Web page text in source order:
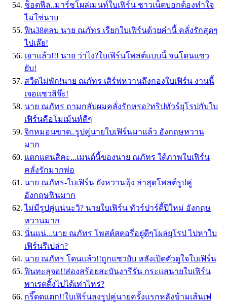
ช็อตฟีล..มาร์ชโผล่เมนท์ใบเฟิร์น ชาวเน็ตบอกต้องทำใจ
ไม่ใช่นาย
ฟิน38ตลบ นาย ณภัทร เรียกใบเฟิร์นด้วยคำนี้ คลั่งรักสุดๆ
ไปเล๊ย!
เอาแล้ว!!! นาย ว่าไง?ใบเฟิร์นโพสต์แบบนี้ จนโดนแซว
ยับ!
สวีตไม่พัก!นาย ณภัทร เสิร์ฟหวานถึงกองใบเฟิร์น งานนี้
เจอแซวสิจ๊ะ!
นาย ณภัทร ถามกลับผมคลั่งรักหรอ?ทริปทัวร์ยุโรปกับใบ
เฟิร์นคือโมเม้นท์ดีๆ
จิกหมอนขาด..รูปคู่นายใบเฟิร์นมาแล้ว อังกฤษหวาน
มาก
แตกแตนสิคะ...เมนต์นี้ของนาย ณภัทร ใต้ภาพใบเฟิร์น
คลั่งรักมากพ่อ
นาย ณภัทร-ใบเฟิร์น ยังหวานฟุ้ง ล่าสุดโพสต์รูปคู่
อังกฤษฟินมาก
ไม่มีรูปคู่แน่นะวิ? นายใบเฟิร์น ทัวร์ปาร์ตี้ปีใหม่ อังกฤษ
หวานมาก
นั่นแน่...นาย ณภัทร โพสต์สตอรี่อยู่ดีๆโผล่ยุโรป ไปหาใบ
เฟิร์นรึเปล่า?
นาย ณภัทร โดนแล้ว!!ถูกแซวยับ หลังเปิดตัวดูใจใบเฟิร์น
ฟินทะลุจอ!!ส่องสร้อยสะบันงารีรัน กระแสนายใบเฟิร์น
พาเรตติ้งไปได้เท่าไหร่?
กรี๊ดดแตก!!ใบเฟิร์นลงรูปคู่นายครั้งแรกหลังข้ามเส้นเฟ